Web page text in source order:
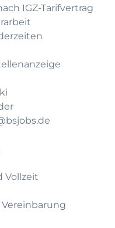
IGZ-Tarifvertrag
Vollzeit